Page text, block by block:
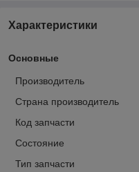
Характеристики
Основные
Производитель
Страна производитель
Код запчасти
Состояние
Тип запчасти